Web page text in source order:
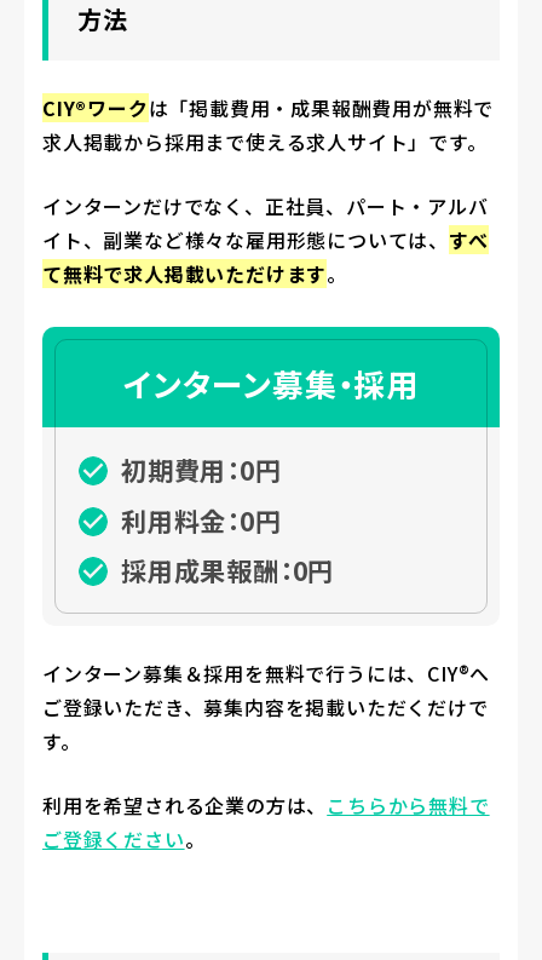
方法
CIY®ワークは「掲載費用・成果報酬費用が無料で
求人掲載から採用まで使える求人サイト」です。
インターンだけでなく、正社員、パート・アルバ
イト、副業など様々な雇用形態については、 すべ
て無料で求人掲載いただけます。
インターン募集・採用
初期費用：0円
利用料金：0円
採用成果報酬：0円
インターン募集＆採用を無料で行うには、CIY®へ
ご登録いただき、募集内容を掲載いただくだけで
す。
利用を希望される企業の方は、 こちらから無料で
ご登録ください。